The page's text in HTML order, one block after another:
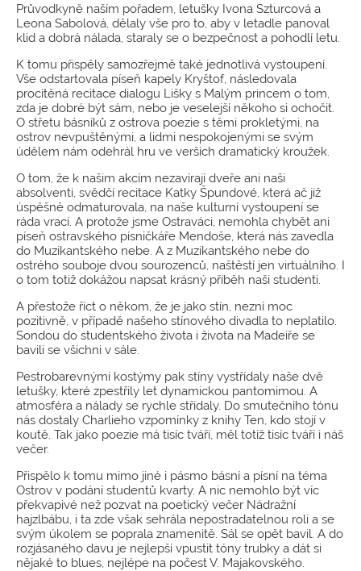
Průvodkyně naším pořadem, letušky Ivona Szturcová a
Leona Sabolová, dělaly vše pro to, aby v letadle panoval
klid a dobrá nálada, staraly se o bezpečnost a pohodlí letu.
K tomu přispěly samozřejmě také jednotlivá vystoupení.
Vše odstartovala píseň kapely Kryštof, následovala
procítěná recitace dialogu Lišky s Malým princem o tom,
zda je dobré být sám, nebo je veselejší někoho si ochočit.
O střetu básníků z ostrova poezie s těmi prokletými, na
ostrov nevpuštěnými, a lidmi nespokojenými se svým
údělem nám odehrál hru ve verších dramatický kroužek.
O tom, že k našim akcím nezavírají dveře ani naši
absolventi, svědčí recitace Katky Špundové, která ač již
úspěšně odmaturovala, na naše kulturní vystoupení se
ráda vrací. A protože jsme Ostraváci, nemohla chybět ani
píseň ostravského písničkáře Mendoše, která nás zavedla
do Muzikantského nebe. A z Muzikantského nebe do
ostrého souboje dvou sourozenců, naštěstí jen virtuálního. I
o tom totiž dokážou napsat krásný příběh naši studenti.
A přestože říct o někom, že je jako stín, nezní moc
pozitivně, v případě našeho stínového divadla to neplatilo.
Sondou do studentského života i života na Madeiře se
bavili se všichni v sále.
Pestrobarevnými kostýmy pak stíny vystřídaly naše dvě
letušky, které zpestřily let dynamickou pantomimou. A
atmosféra a nálady se rychle střídaly. Do smutečního tónu
nás dostaly Charlieho vzpomínky z knihy Ten, kdo stojí v
koutě. Tak jako poezie má tisíc tváří, měl totiž tisíc tváří i náš
večer.
Přispělo k tomu mimo jiné i pásmo básní a písní na téma
Ostrov v podání studentů kvarty. A nic nemohlo být víc
překvapivé než pozvat na poetický večer Nádražní
hajzlbábu, i ta zde však sehrála nepostradatelnou roli a se
svým úkolem se poprala znamenitě. Sál se opět bavil. A do
rozjásaného davu je nejlepší vpustit tóny trubky a dát si
nějaké to blues, nejlépe na počest V. Majakovského.